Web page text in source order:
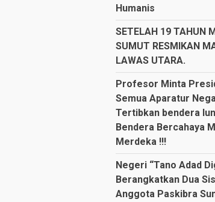
Humanis
SETELAH 19 TAHUN
SUMUT RESMIKAN
LAWAS UTARA.
Profesor Minta
Semua Aparatur
Tertibkan bendera
Bendera Bercahaya
Merdeka !!!
Negeri “Tano Adad
Berangkatkan Dua
Anggota Paskibra